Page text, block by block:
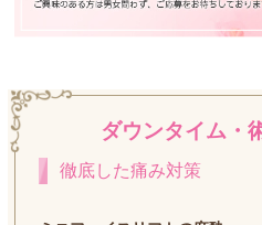
ダウンタイム・
徹底した痛み対策